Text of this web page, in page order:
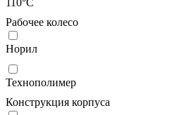
Рабочее колесо
Норил
Технополимер
Конструкция корпуса